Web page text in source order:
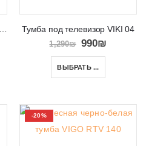
Тумба под телевизор VIKI 04
1,290₪ 990₪
ВЫБРАТЬ ...
-20%